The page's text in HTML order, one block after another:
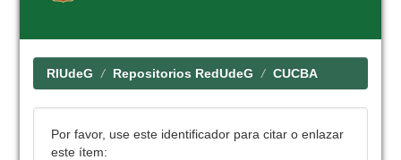
RIUdeG Repositorios RedUdeG CUCBA
Por favor, use este identificador para citar o enlazar
este ítem: